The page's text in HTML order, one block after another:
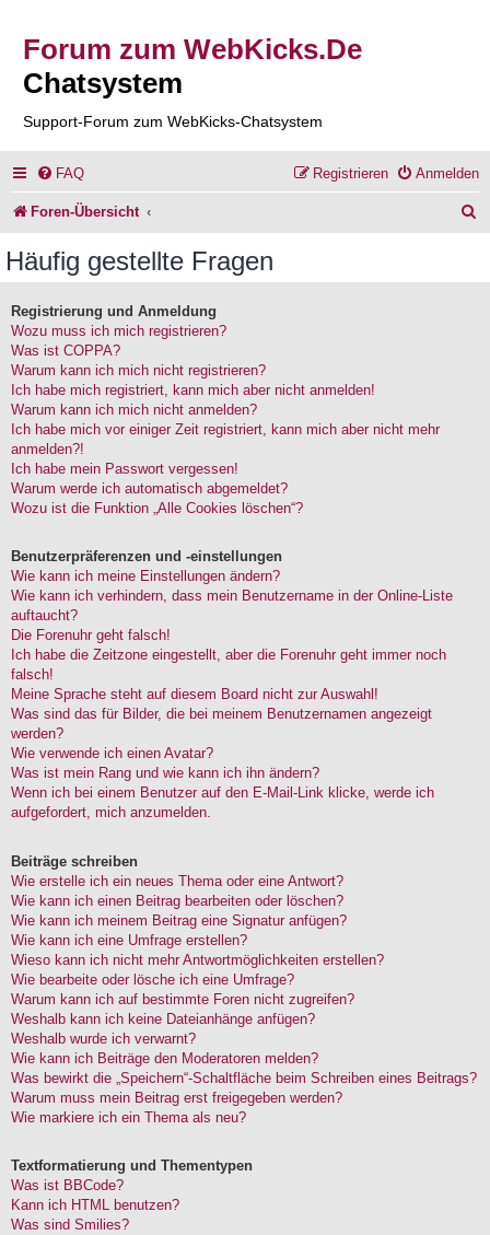
Forum zum WebKicks.De
Chatsystem
Support-Forum zum WebKicks-Chatsystem
FAQ Anmelden
Registrieren
Foren-Übersicht
Häufig gestellte Fragen
Registrierung und Anmeldung
Wozu muss ich mich registrieren?
Was ist COPPA?
Warum kann ich mich nicht registrieren?
Ich habe mich registriert, kann mich aber nicht anmelden!
Warum kann ich mich nicht anmelden?
Ich habe mich vor einiger Zeit registriert, kann mich aber nicht mehr
anmelden?!
Ich habe mein Passwort vergessen!
Warum werde ich automatisch abgemeldet?
Wozu ist die Funktion „Alle Cookies löschen“?
Benutzerpräferenzen und -einstellungen
Wie kann ich meine Einstellungen ändern?
Wie kann ich verhindern, dass mein Benutzername in der Online-Liste
auftaucht?
Die Forenuhr geht falsch!
Ich habe die Zeitzone eingestellt, aber die Forenuhr geht immer noch
falsch!
Meine Sprache steht auf diesem Board nicht zur Auswahl!
Was sind das für Bilder, die bei meinem Benutzernamen angezeigt
werden?
Wie verwende ich einen Avatar?
Was ist mein Rang und wie kann ich ihn ändern?
Wenn ich bei einem Benutzer auf den E-Mail-Link klicke, werde ich
aufgefordert, mich anzumelden.
Beiträge schreiben
Wie erstelle ich ein neues Thema oder eine Antwort?
Wie kann ich einen Beitrag bearbeiten oder löschen?
Wie kann ich meinem Beitrag eine Signatur anfügen?
Wie kann ich eine Umfrage erstellen?
Wieso kann ich nicht mehr Antwortmöglichkeiten erstellen?
Wie bearbeite oder lösche ich eine Umfrage?
Warum kann ich auf bestimmte Foren nicht zugreifen?
Weshalb kann ich keine Dateianhänge anfügen?
Weshalb wurde ich verwarnt?
Wie kann ich Beiträge den Moderatoren melden?
Was bewirkt die „Speichern“-Schaltfläche beim Schreiben eines Beitrags?
Warum muss mein Beitrag erst freigegeben werden?
Wie markiere ich ein Thema als neu?
Textformatierung und Thementypen
Was ist BBCode?
Kann ich HTML benutzen?
Was sind Smilies?